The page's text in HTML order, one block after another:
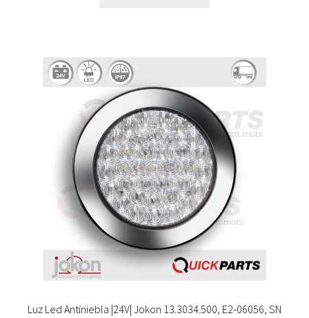
Luz Led Antiniebla |24V| Jokon 13.3034.500, E2-06056, SN